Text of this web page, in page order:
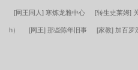
[网王同人] 寒炼龙雅中心 [转生史莱姆]
h） [网王] 那些陈年旧事 [家教] 加百罗